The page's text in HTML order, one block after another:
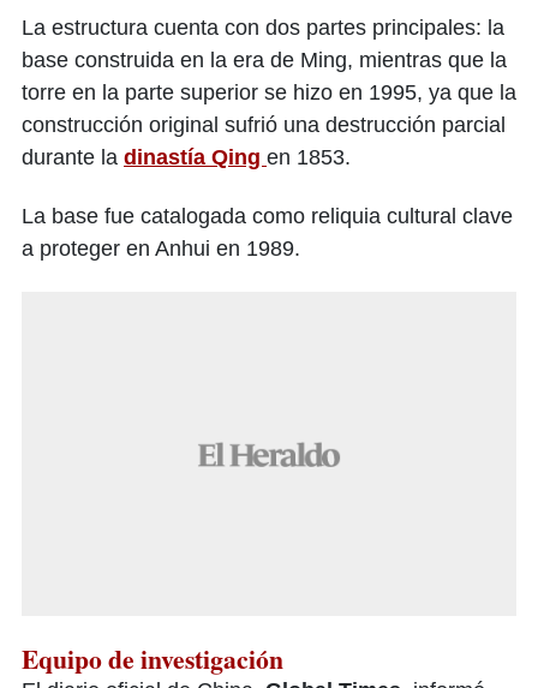
La estructura cuenta con dos partes principales: la
base construida en la era de Ming, mientras que la
torre en la parte superior se hizo en 1995, ya que la
construcción original sufrió una destrucción parcial
durante la dinastía Qing en 1853.
La base fue catalogada como reliquia cultural clave
a proteger en Anhui en 1989.
Equipo de investigación